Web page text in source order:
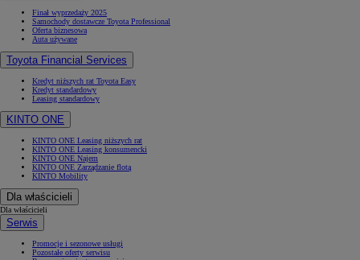
Finał wyprzedaży 2025
Samochody dostawcze Toyota Professional
Oferta biznesowa
Auta używane
Toyota Financial Services
Kredyt niższych rat Toyota Easy
Kredyt standardowy
Leasing standardowy
KINTO ONE
KINTO ONE Leasing niższych rat
KINTO ONE Leasing konsumencki
KINTO ONE Najem
KINTO ONE Zarządzanie flotą
KINTO Mobility
Dla właścicieli
Dla właścicieli
Serwis
Promocje i sezonowe usługi
Pozostałe oferty serwisu